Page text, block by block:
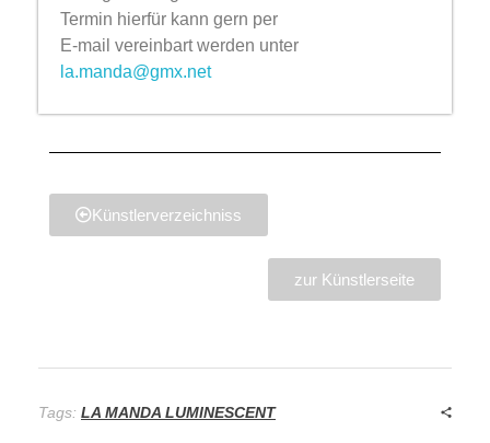
Termin hierfür kann gern per
E-mail vereinbart werden unter
la.manda@gmx.net
Künstlerverzeichniss
zur Künstlerseite
Tags: LA MANDA LUMINESCENT